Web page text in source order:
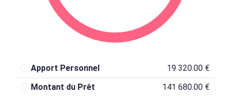
Apport Personnel
19 320.00 €
Montant du Prêt
141 680.00 €